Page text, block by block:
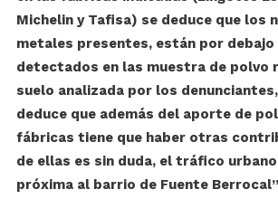
Michelin y Tafisa) se deduce que los
metales presentes, están por debajo
detectados en las muestra de polvo
suelo analizada por los
deduce que además del aporte de
fábricas tiene que haber otras
de ellas es sin duda, el tráfico
próxima al barrio de Fuente